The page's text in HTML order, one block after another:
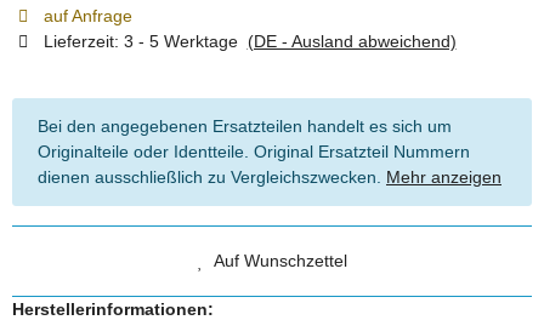
auf Anfrage
Lieferzeit: 3 - 5 Werktage (DE - Ausland abweichend)
Bei den angegebenen Ersatzteilen handelt es sich um
Originalteile oder Identteile. Original Ersatzteil Nummern
dienen ausschließlich zu Vergleichszwecken. Mehr anzeigen
Auf Wunschzettel
Herstellerinformationen: